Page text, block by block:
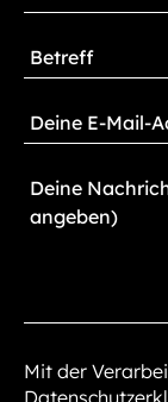
Mit der